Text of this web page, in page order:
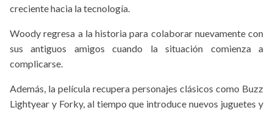
creciente hacia la tecnología.
Woody regresa a la historia para colaborar nuevamente con
sus antiguos amigos cuando la situación comienza a
complicarse.
Además, la película recupera personajes clásicos como Buzz
Lightyear y Forky, al tiempo que introduce nuevos juguetes y